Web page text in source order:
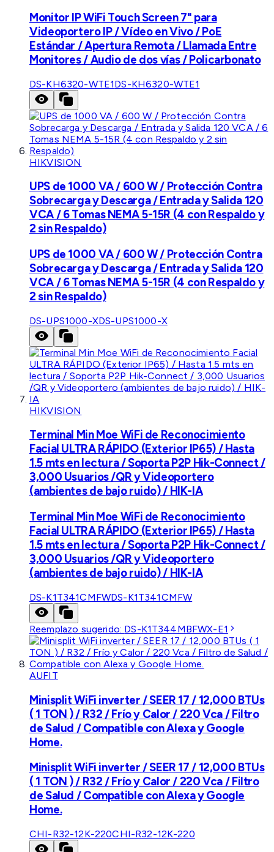
Monitor IP WiFi Touch Screen 7" para
Videoportero IP / Vídeo en Vivo / PoE
Estándar / Apertura Remota / Llamada Entre
Monitores / Audio de dos vías / Policarbonato
DS-KH6320-WTE1DS-KH6320-WTE1
HIKVISION
UPS de 1000 VA / 600 W / Protección Contra
Sobrecarga y Descarga / Entrada y Salida 120
VCA / 6 Tomas NEMA 5-15R (4 con Respaldo y
2 sin Respaldo)
UPS de 1000 VA / 600 W / Protección Contra
Sobrecarga y Descarga / Entrada y Salida 120
VCA / 6 Tomas NEMA 5-15R (4 con Respaldo y
2 sin Respaldo)
DS-UPS1000-XDS-UPS1000-X
HIKVISION
Terminal Min Moe WiFi de Reconocimiento
Facial ULTRA RÁPIDO (Exterior IP65) / Hasta
1.5 mts en lectura / Soporta P2P Hik-Connect /
3,000 Usuarios /QR y Videoportero
(ambientes de bajo ruido) / HIK-IA
Terminal Min Moe WiFi de Reconocimiento
Facial ULTRA RÁPIDO (Exterior IP65) / Hasta
1.5 mts en lectura / Soporta P2P Hik-Connect /
3,000 Usuarios /QR y Videoportero
(ambientes de bajo ruido) / HIK-IA
DS-K1T341CMFWDS-K1T341CMFW
Reemplazo sugerido: DS-K1T344MBFWX-E1
AUFIT
Minisplit WiFi inverter / SEER 17 / 12,000 BTUs
( 1 TON ) / R32 / Frío y Calor / 220 Vca / Filtro
de Salud / Compatible con Alexa y Google
Home.
Minisplit WiFi inverter / SEER 17 / 12,000 BTUs
( 1 TON ) / R32 / Frío y Calor / 220 Vca / Filtro
de Salud / Compatible con Alexa y Google
Home.
CHI-R32-12K-220CHI-R32-12K-220